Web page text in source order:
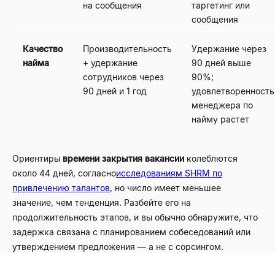
на сообщения
таргетинг или
сообщения
Качество
найма
Производительность
+ удержание
сотрудников через
90 дней и 1 год
Удержание через
90 дней выше
90%;
удовлетворенность
менеджера по
найму растет
Ориентиры времени закрытия вакансии колеблются
около 44 дней, согласноисследованиям SHRM по
привлечению талантов, но число имеет меньшее
значение, чем тенденция. Разбейте его на
продолжительность этапов, и вы обычно обнаружите, что
задержка связана с планированием собеседований или
утверждением предложения — а не с сорсингом.